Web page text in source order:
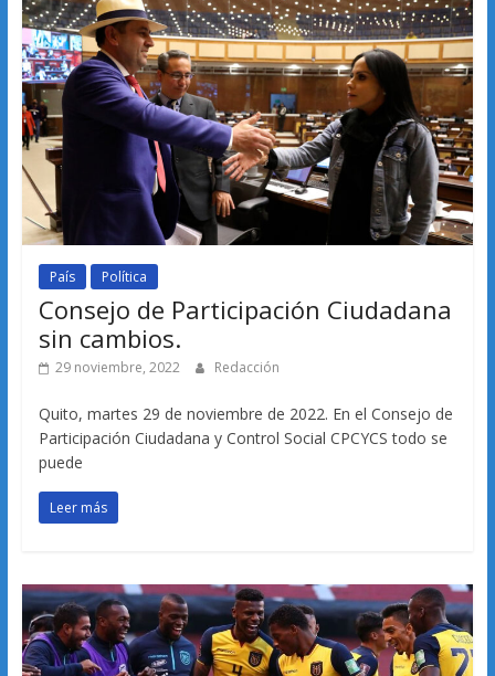
País Política
Consejo de Participación Ciudadana
sin cambios.
29 noviembre, 2022 Redacción
Quito, martes 29 de noviembre de 2022. En el Consejo de
Participación Ciudadana y Control Social CPCYCS todo se
puede
Leer más